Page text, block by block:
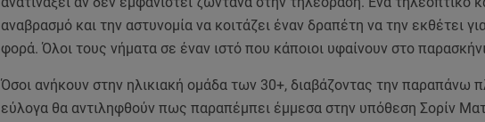
αναβρασμό και την αστυνομία να κοιτάζει έναν δραπέτη να την εκθέτει
φορά. Όλοι τους νήματα σε έναν ιστό που κάποιοι υφαίνουν στο
Όσοι ανήκουν στην ηλικιακή ομάδα των 30+, διαβάζοντας την παραπάνω
εύλογα θα αντιληφθούν πως παραπέμπει έμμεσα στην υπόθεση Σορίν